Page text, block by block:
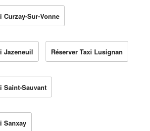
Curzay-Sur-Vonne
Jazeneuil Réserver Taxi Lusignan
Saint-Sauvant
Sanxay